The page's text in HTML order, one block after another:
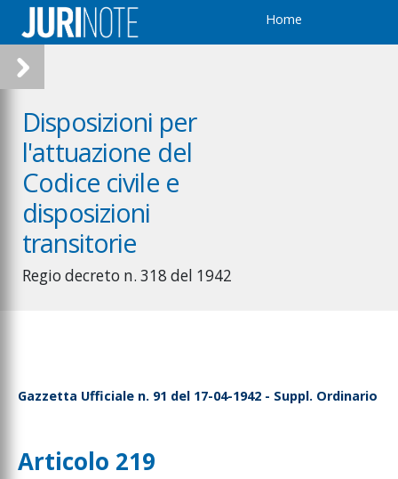
Home
Disposizioni per
l'attuazione del
Codice civile e
disposizioni
transitorie
Regio decreto n. 318 del 1942
Gazzetta Ufficiale n. 91 del 17-04-1942 - Suppl. Ordinario
Articolo 219